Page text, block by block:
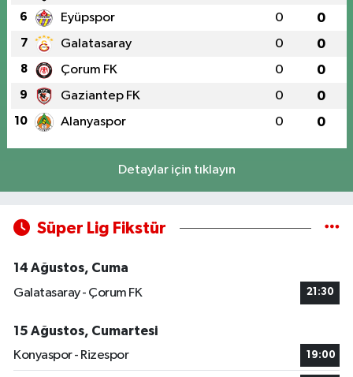
6 Eyüpspor 0 0
7 Galatasaray 0 0
8 Çorum FK 0 0
9 Gaziantep FK 0 0
10 Alanyaspor 0 0
Detaylar için tıklayın
Süper Lig Fikstür
14 Ağustos, Cuma
Galatasaray - Çorum FK
21:30
15 Ağustos, Cumartesi
Konyaspor - Rizespor
19:00